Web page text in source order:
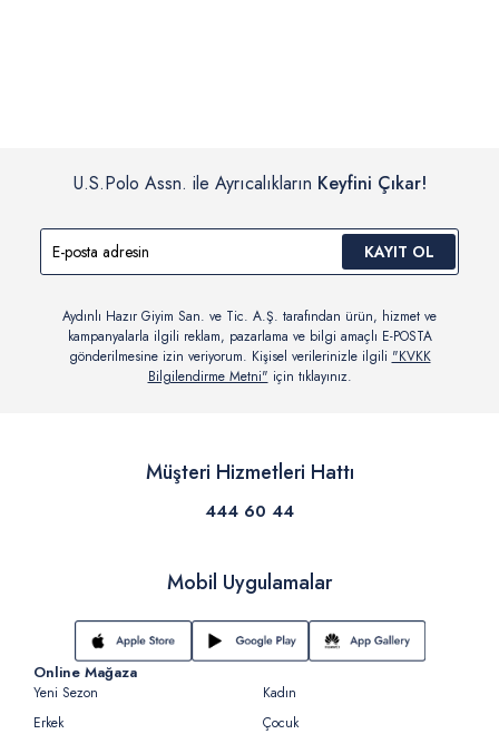
U.S.Polo Assn. ile Ayrıcalıkların Keyfini Çıkar!
KAYIT OL
Aydınlı Hazır Giyim San. ve Tic. A.Ş. tarafından ürün, hizmet ve
kampanyalarla ilgili reklam, pazarlama ve bilgi amaçlı E-POSTA
gönderilmesine izin veriyorum. Kişisel verilerinizle ilgili "KVKK
Bilgilendirme Metni" için tıklayınız.
Müşteri Hizmetleri Hattı
444 60 44
Mobil Uygulamalar
Online Mağaza
Yeni Sezon
Kadın
Erkek
Çocuk